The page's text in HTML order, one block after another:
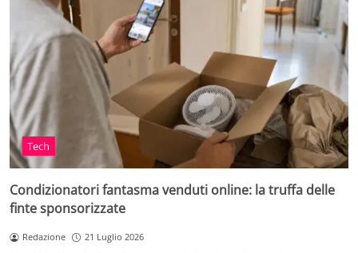
Tech
Condizionatori fantasma venduti online: la truffa delle
finte sponsorizzate
Redazione 21 Luglio 2026